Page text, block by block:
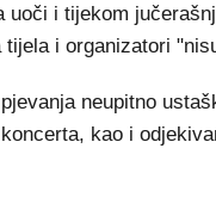
i tijekom
i organizatori
neupitno
kao i